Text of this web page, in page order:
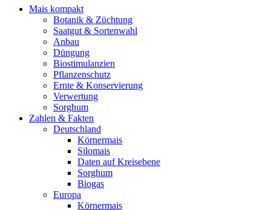
Mais kompakt
Botanik & Züchtung
Saatgut & Sortenwahl
Anbau
Düngung
Biostimulanzien
Pflanzenschutz
Ernte & Konservierung
Verwertung
Sorghum
Zahlen & Fakten
Deutschland
Körnermais
Silomais
Daten auf Kreisebene
Sorghum
Biogas
Europa
Körnermais